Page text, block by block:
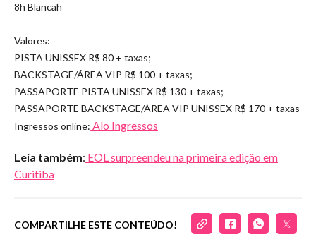
8h Blancah
Valores:
PISTA UNISSEX R$ 80 + taxas;
BACKSTAGE/ÁREA VIP R$ 100 + taxas;
PASSAPORTE PISTA UNISSEX R$ 130 + taxas;
PASSAPORTE BACKSTAGE/ÁREA VIP UNISSEX R$ 170 + taxas
Ingressos online: Alo Ingressos
Leia também: EOL surpreendeu na primeira edição em
Curitiba
COMPARTILHE ESTE CONTEÚDO!